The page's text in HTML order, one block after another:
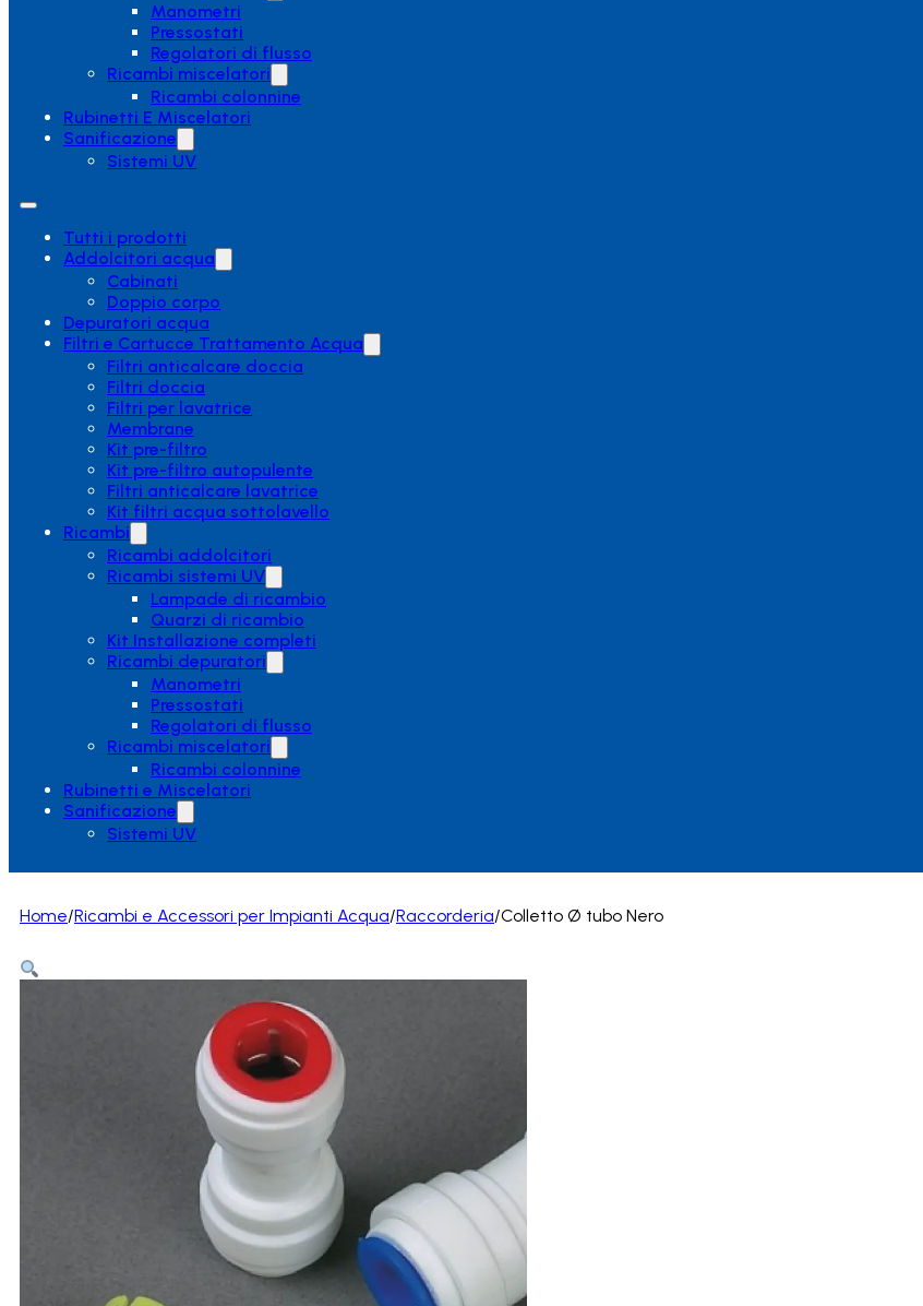
Manometri
Pressostati
Regolatori di flusso
Ricambi miscelatori
Ricambi colonnine
Rubinetti E Miscelatori
Sanificazione
Sistemi UV
Tutti i prodotti
Addolcitori acqua
Cabinati
Doppio corpo
Depuratori acqua
Filtri e Cartucce Trattamento Acqua
Filtri anticalcare doccia
Filtri doccia
Filtri per lavatrice
Membrane
Kit pre-filtro
Kit pre-filtro autopulente
Filtri anticalcare lavatrice
Kit filtri acqua sottolavello
Ricambi
Ricambi addolcitori
Ricambi sistemi UV
Lampade di ricambio
Quarzi di ricambio
Kit Installazione completi
Ricambi depuratori
Manometri
Pressostati
Regolatori di flusso
Ricambi miscelatori
Ricambi colonnine
Rubinetti e Miscelatori
Sanificazione
Sistemi UV
Home/Ricambi e Accessori per Impianti Acqua/Raccorderia/Colletto Ø tubo Nero